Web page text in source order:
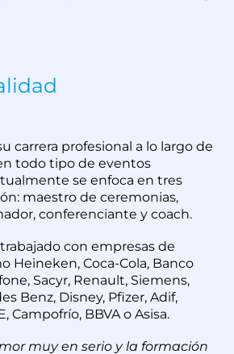
carrera profesional a lo largo de
todo tipo de eventos
se enfoca en tres
maestro de ceremonias,
conferenciante y coach.
trabajado con empresas de
Heineken, Coca-Cola, Banco
Sacyr, Renault, Siemens,
Benz, Disney, Pfizer, Adif,
Campofrío, BBVA o Asisa.
muy en serio y la formación